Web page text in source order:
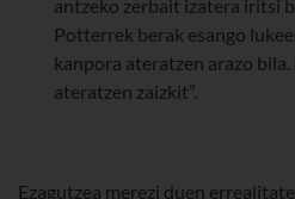
antzeko zerbait izatera iritsi
Potterrek berak esango
kanpora ateratzen arazo
ateratzen zaizkit”.
Ezagutzea merezi duen